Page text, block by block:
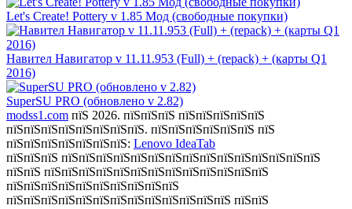
Let's Create! Pottery v 1.85 Мод (свободные покупки)
Навител Навигатор v 11.11.953 (Full) + (repack) + (карты Q1
2016)
SuperSU PRO (обновлено v 2.82)
modss1.com пїЅ 2026. пїЅпїЅпїЅ пїЅпїЅпїЅпїЅпїЅ
пїЅпїЅпїЅпїЅпїЅпїЅпїЅпїЅ. пїЅпїЅпїЅпїЅпїЅпїЅ пїЅ
пїЅпїЅпїЅпїЅпїЅпїЅпїЅ: Lenovo IdeaTab
пїЅпїЅпїЅ пїЅпїЅпїЅпїЅпїЅпїЅпїЅпїЅпїЅпїЅпїЅпїЅпїЅпїЅпїЅ
пїЅпїЅ пїЅпїЅпїЅпїЅпїЅпїЅпїЅпїЅпїЅпїЅпїЅпїЅпїЅ
пїЅпїЅпїЅпїЅпїЅпїЅпїЅпїЅпїЅпїЅ
пїЅпїЅпїЅпїЅпїЅпїЅпїЅпїЅпїЅпїЅпїЅпїЅпїЅ пїЅпїЅ